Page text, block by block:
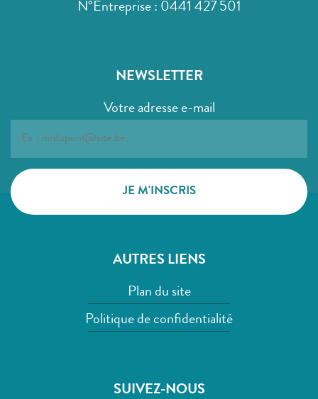
N°Entreprise : 0441 427 501
NEWSLETTER
Votre adresse e-mail
AUTRES LIENS
Plan du site
Politique de confidentialité
SUIVEZ-NOUS